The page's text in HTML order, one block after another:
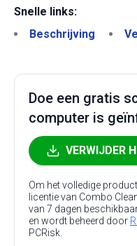
Snelle links:
Beschrijving
Doe een gratis
computer is
VERWIJDER
Om het volledige
licentie van Combo
van 7 dagen
en wordt beheerd door
PCRisk.